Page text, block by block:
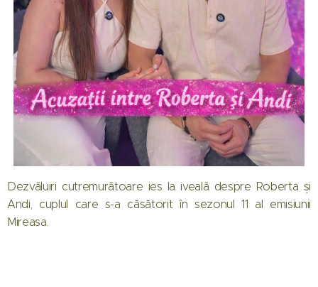
Dezvăluiri cutremurătoare ies la iveală despre Roberta și
Andi, cuplul care s-a căsătorit în sezonul 11 al emisiunii
Mireasa.